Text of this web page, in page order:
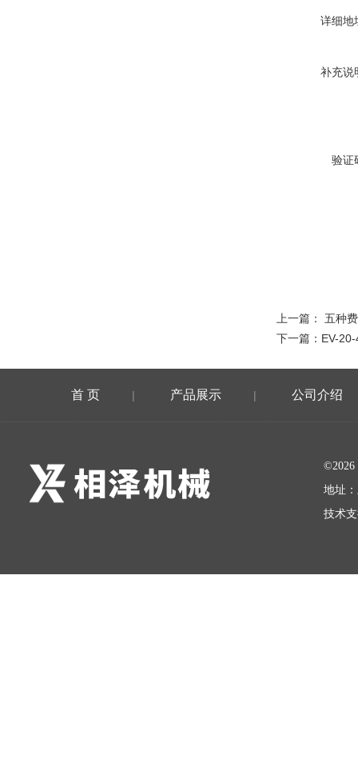
详细地
补充说
验证
上一篇： 五种
下一篇： EV-
首 页 | 产品展示 | 公司介绍
地址
技术